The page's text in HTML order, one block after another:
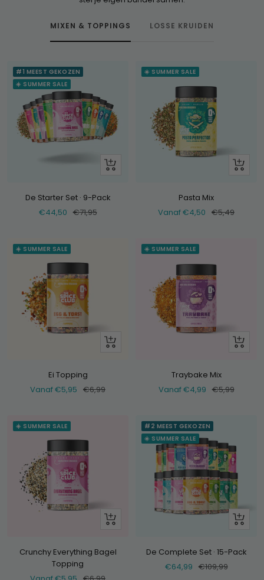
MIXEN & TOPPINGS LOSSE KRUIDEN
#1 MEEST GEKOZEN
☀️ SUMMER SALE
+
De Starter Set · 9-Pack
Verkoopprijs
€44,50 Normale
€71,95
☀️ SUMMER SALE
Bekijk
Pasta Mix
Verkoopprijs
Vanaf €4,50 Normale
€5,49
☀️ SUMMER SALE
Bekijk
Ei Topping
Verkoopprijs
Vanaf €5,95 Normale
€6,99
☀️ SUMMER SALE
Bekijk
Traybake Mix
Verkoopprijs
Vanaf €4,99 Normale
€5,99
☀️ SUMMER SALE
Bekijk
Crunchy Everything Bagel
Topping
#2 MEEST GEKOZEN
☀️ SUMMER SALE
+
De Complete Set · 15-Pack
Verkoopprijs
€64,99 Normale
€109,99